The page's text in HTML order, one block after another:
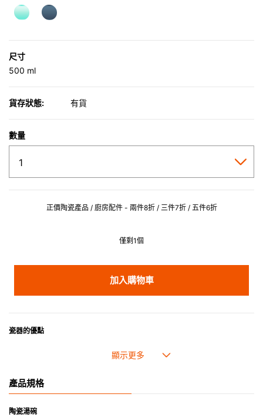
selected
尺寸
500 ml
貨存狀態: 有貨
數量
正價陶瓷產品 / 廚房配件 - 兩件8折 / 三件7折 / 五件6折
僅剩1個
加入購物車
瓷器的優點
• 耐熱性極佳，適用於微波爐，也可放入焗爐，耐熱程度高達260℃。
• 可用於洗碗機。
• 合乎食用安全的塗層表面，幾乎不黏，食物容易脫落，清洗方便。
產品規格
陶瓷湯碗